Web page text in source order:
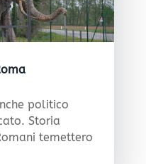
politico
Storia
temettero